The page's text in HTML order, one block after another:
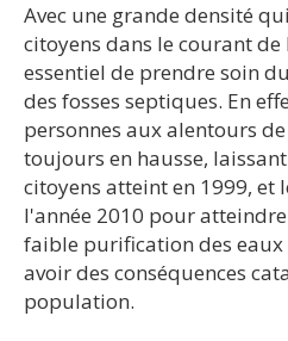
Avec une grande densité
citoyens dans le courant
essentiel de prendre soin
des fosses septiques. En
personnes aux alentours
toujours en hausse,
citoyens atteint en 1999, et
l'année 2010 pour
faible purification des eaux
avoir des conséquences
population.